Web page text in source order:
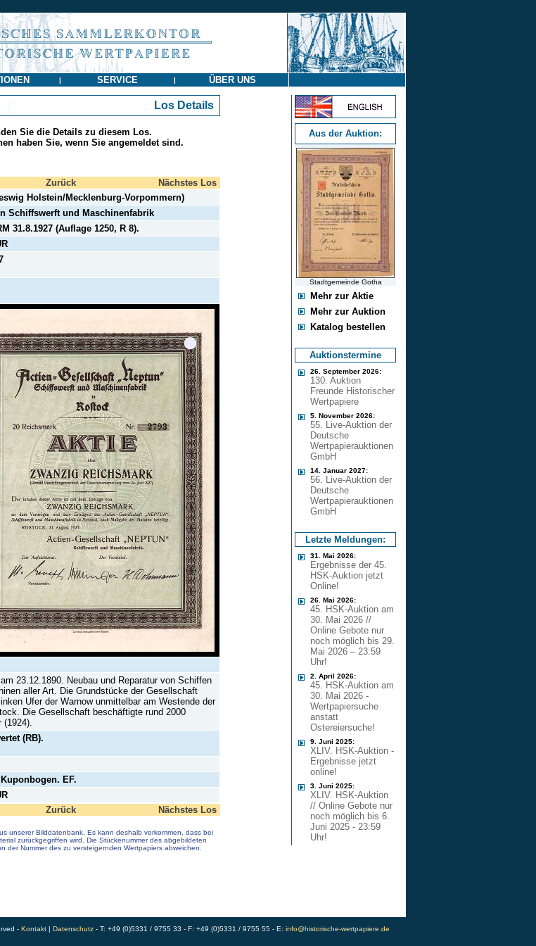
| SERVICE | ÜBER UNS
Los Details
Sie die Details zu diesem Los.
haben Sie, wenn Sie angemeldet sind.
Zurück
Nächstes Los
Holstein/Mecklenburg-Vorpommern)
Schiffswerft und Maschinenfabrik
31.8.1927 (Auflage 1250, R 8).
23.12.1890. Neubau und Reparatur von Schiffen
aller Art. Die Grundstücke der Gesellschaft
Ufer der Warnow unmittelbar am Westende der
Die Gesellschaft beschäftigte rund 2000
(1924).
(RB).
EF.
Zurück Nächstes Los
unserer Bilddatenbank. Es kann deshalb vorkommen, dass bei
zurückgegriffen wird. Die Stückenummer des abgebildeten
der Nummer des zu versteigernden Wertpapiers abweichen.
Aus der Auktion:
Stadtgemeinde Gotha
Mehr zur Aktie
Mehr zur Auktion
Katalog bestellen
Auktionstermine
26. September 2026:
130. Auktion
Freunde Historischer
Wertpapiere
5. November 2026:
55. Live-Auktion der
Deutsche
Wertpapierauktionen
GmbH
14. Januar 2027:
56. Live-Auktion der
Deutsche
Wertpapierauktionen
GmbH
Letzte Meldungen:
31. Mai 2026:
Ergebnisse der 45.
HSK-Auktion jetzt
Online!
26. Mai 2026:
45. HSK-Auktion am
30. Mai 2026 //
Online Gebote nur
noch möglich bis 29.
Mai 2026 – 23:59
Uhr!
2. April 2026:
45. HSK-Auktion am
30. Mai 2026 -
Wertpapiersuche
anstatt
Ostereiersuche!
9. Juni 2025:
XLIV. HSK-Auktion -
Ergebnisse jetzt
online!
3. Juni 2025:
XLIV. HSK-Auktion
// Online Gebote nur
noch möglich bis 6.
Juni 2025 - 23:59
Uhr!
- Kontakt| Datenschutz- T: +49 (0)5331 / 9755 33 - F: +49 (0)5331 / 9755 55 - E: info@historische-wertpapiere.de